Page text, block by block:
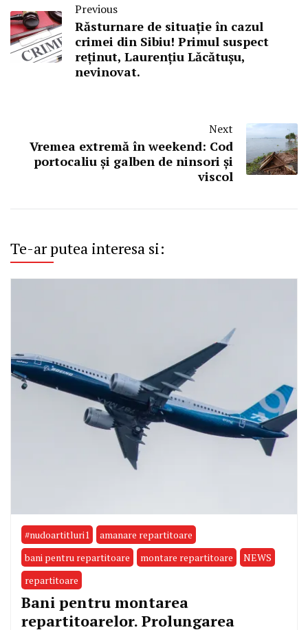
Previous
Răsturnare de situație în cazul
crimei din Sibiu! Primul suspect
reținut, Laurențiu Lăcătușu,
nevinovat.
Next
Vremea extremă în weekend: Cod
portocaliu și galben de ninsori și
viscol
Te-ar putea interesa si:
#nudoartitluri1
amanare repartitoare
bani pentru repartitoare
montare repartitoare
NEWS
repartitoare
Bani pentru montarea
repartitoarelor. Prolungarea